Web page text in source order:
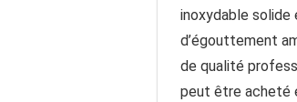
inoxydable solide
d’égouttement
de qualité
peut être acheté